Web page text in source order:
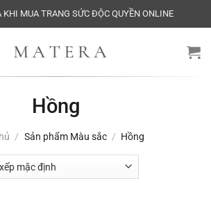
KHI MUA TRANG SỨC ĐỘC QUYỀN ONLINE
Hồng
/ Sản phẩm Màu sắc / Hồng